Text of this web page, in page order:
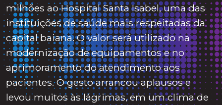
milhões ao Hospital Santa Isabel, uma das
instituições de saúde mais respeitadas da
capital baiana. O valor será utilizado na
modernização de equipamentos e no
aprimoramento do atendimento aos
pacientes. O gesto arrancou aplausos e
levou muitos às lágrimas, em um clima de